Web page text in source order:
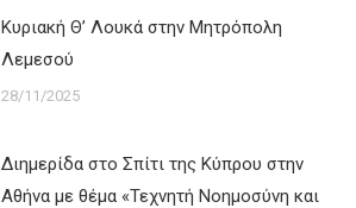
Κυριακή Θ’ Λουκά στην Μητρόπολη
Λεμεσού
28/11/2025
Διημερίδα στο Σπίτι της Κύπρου στην
Αθήνα με θέμα «Τεχνητή Νοημοσύνη και